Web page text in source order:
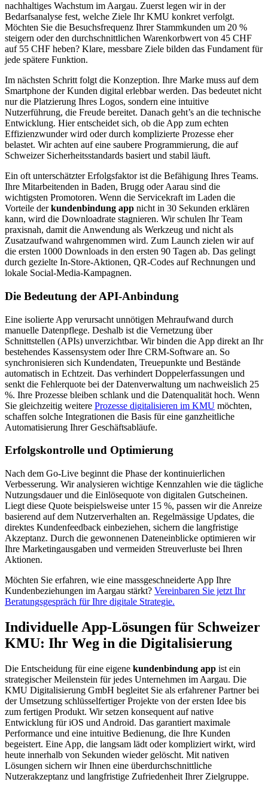
nachhaltiges Wachstum im Aargau. Zuerst legen wir in der
Bedarfsanalyse fest, welche Ziele Ihr KMU konkret verfolgt.
Möchten Sie die Besuchsfrequenz Ihrer Stammkunden um 20 %
steigern oder den durchschnittlichen Warenkorbwert von 45 CHF
auf 55 CHF heben? Klare, messbare Ziele bilden das Fundament für
jede spätere Funktion.
Im nächsten Schritt folgt die Konzeption. Ihre Marke muss auf dem
Smartphone der Kunden digital erlebbar werden. Das bedeutet nicht
nur die Platzierung Ihres Logos, sondern eine intuitive
Nutzerführung, die Freude bereitet. Danach geht’s an die technische
Entwicklung. Hier entscheidet sich, ob die App zum echten
Effizienzwunder wird oder durch komplizierte Prozesse eher
belastet. Wir achten auf eine saubere Programmierung, die auf
Schweizer Sicherheitsstandards basiert und stabil läuft.
Ein oft unterschätzter Erfolgsfaktor ist die Befähigung Ihres Teams.
Ihre Mitarbeitenden in Baden, Brugg oder Aarau sind die
wichtigsten Promotoren. Wenn die Servicekraft im Laden die
Vorteile derkundenbindung app nicht in 30 Sekunden erklären
kann, wird die Downloadrate stagnieren. Wir schulen Ihr Team
praxisnah, damit die Anwendung als Werkzeug und nicht als
Zusatzaufwand wahrgenommen wird. Zum Launch zielen wir auf
die ersten 1000 Downloads in den ersten 90 Tagen ab. Das gelingt
durch gezielte In-Store-Aktionen, QR-Codes auf Rechnungen und
lokale Social-Media-Kampagnen.
Die Bedeutung der API-Anbindung
Eine isolierte App verursacht unnötigen Mehraufwand durch
manuelle Datenpflege. Deshalb ist die Vernetzung über
Schnittstellen (APIs) unverzichtbar. Wir binden die App direkt an Ihr
bestehendes Kassensystem oder Ihre CRM-Software an. So
synchronisieren sich Kundendaten, Treuepunkte und Bestände
automatisch in Echtzeit. Das verhindert Doppelerfassungen und
senkt die Fehlerquote bei der Datenverwaltung um nachweislich 25
%. Ihre Prozesse bleiben schlank und die Datenqualität hoch. Wenn
Sie gleichzeitig weitere Prozesse digitalisieren im KMU möchten,
schaffen solche Integrationen die Basis für eine ganzheitliche
Automatisierung Ihrer Geschäftsabläufe.
Erfolgskontrolle und Optimierung
Nach dem Go-Live beginnt die Phase der kontinuierlichen
Verbesserung. Wir analysieren wichtige Kennzahlen wie die tägliche
Nutzungsdauer und die Einlösequote von digitalen Gutscheinen.
Liegt diese Quote beispielsweise unter 15 %, passen wir die Anreize
basierend auf dem Nutzerverhalten an. Regelmässige Updates, die
direktes Kundenfeedback einbeziehen, sichern die langfristige
Akzeptanz. Durch die gewonnenen Dateneinblicke optimieren wir
Ihre Marketingausgaben und vermeiden Streuverluste bei Ihren
Aktionen.
Möchten Sie erfahren, wie eine massgeschneiderte App Ihre
Kundenbeziehungen im Aargau stärkt? Vereinbaren Sie jetzt Ihr
Beratungsgespräch für Ihre digitale Strategie.
Individuelle App-Lösungen für Schweizer
KMU: Ihr Weg in die Digitalisierung
Die Entscheidung für eine eigene kundenbindung app ist ein
strategischer Meilenstein für jedes Unternehmen im Aargau. Die
KMU Digitalisierung GmbH begleitet Sie als erfahrener Partner bei
der Umsetzung schlüsselfertiger Projekte von der ersten Idee bis
zum fertigen Produkt. Wir setzen konsequent auf native
Entwicklung für iOS und Android. Das garantiert maximale
Performance und eine intuitive Bedienung, die Ihre Kunden
begeistert. Eine App, die langsam lädt oder kompliziert wirkt, wird
heute innerhalb von Sekunden wieder gelöscht. Mit nativen
Lösungen sichern wir Ihnen eine überdurchschnittliche
Nutzerakzeptanz und langfristige Zufriedenheit Ihrer Zielgruppe.